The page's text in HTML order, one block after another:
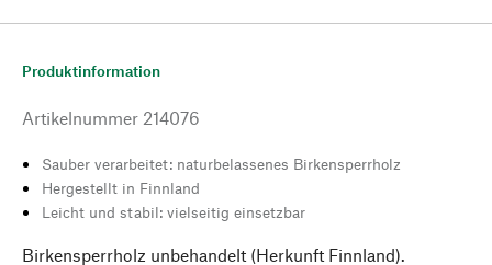
Produktinformation
Artikelnummer 214076
Sauber verarbeitet: naturbelassenes Birkensperrholz
Hergestellt in Finnland
Leicht und stabil: vielseitig einsetzbar
Birkensperrholz unbehandelt (Herkunft Finnland).